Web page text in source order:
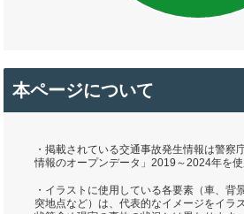
本ページについて
・掲載されている交通事故発生情報は警察
情報のオープンデータ」2019～2024年を使
・イラストに使用している各要素（車、背
突地点など）は、代表的なイメージをイラ